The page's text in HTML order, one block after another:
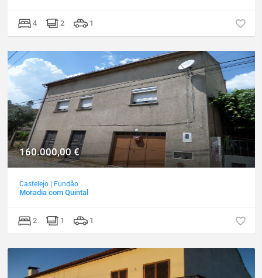
4 2 1
160.000,00€
Castelejo | Fundão
Moradia com Quintal
2 1 1